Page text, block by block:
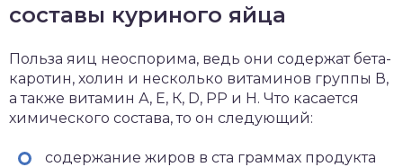
составы куриного яйца
Польза яиц неоспорима, ведь они содержат бета-
каротин, холин и несколько витаминов группы В,
а также витамин А, Е, К, D, РР и Н. Что касается
химического состава, то он следующий:
содержание жиров в ста граммах продукта